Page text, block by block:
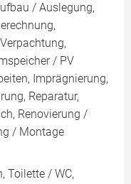
/ Auslegung,
/ PV
Imprägnierung,
Reparatur,
Renovierung /
/ Montage
Toilette / WC,